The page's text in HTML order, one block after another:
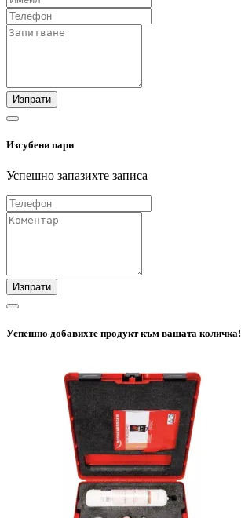
Изпрати
Изгубени пари
Успешно запазихте записа
Изпрати
Успешно добавихте продукт към вашата количка!